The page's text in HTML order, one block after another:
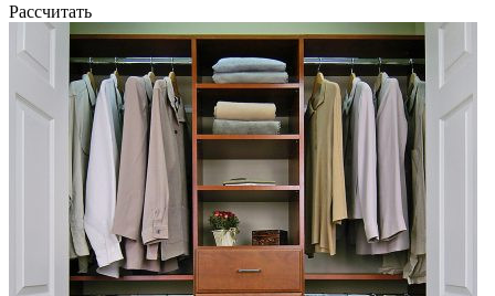
Рассчитать